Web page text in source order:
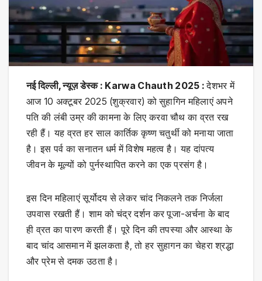
नई दिल्ली, न्यूज़ डेस्क : Karwa Chauth 2025 :देशभर में
आज 10 अक्टूबर 2025 (शुक्रवार) को सुहागिन महिलाएं अपने
पति की लंबी उम्र की कामना के लिए करवा चौथ का व्रत रख
रही हैं। यह व्रत हर साल कार्तिक कृष्ण चतुर्थी को मनाया जाता
है। इस पर्व का सनातन धर्म में विशेष महत्‍व है। यह दांपत्‍य
जीवन के मूल्‍यों को पुर्नस्‍थापित करने का एक प्रसंग है।
इस दिन महिलाएं सूर्योदय से लेकर चांद निकलने तक निर्जला
उपवास रखती हैं। शाम को चंद्र दर्शन कर पूजा-अर्चना के बाद
ही व्रत का पारण करती हैं। पूरे दिन की तपस्या और आस्था के
बाद चांद आसमान में झलकता है, तो हर सुहागन का चेहरा श्रद्धा
और प्रेम से दमक उठता है।